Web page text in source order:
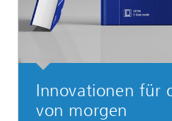
Innovationen für
von morgen